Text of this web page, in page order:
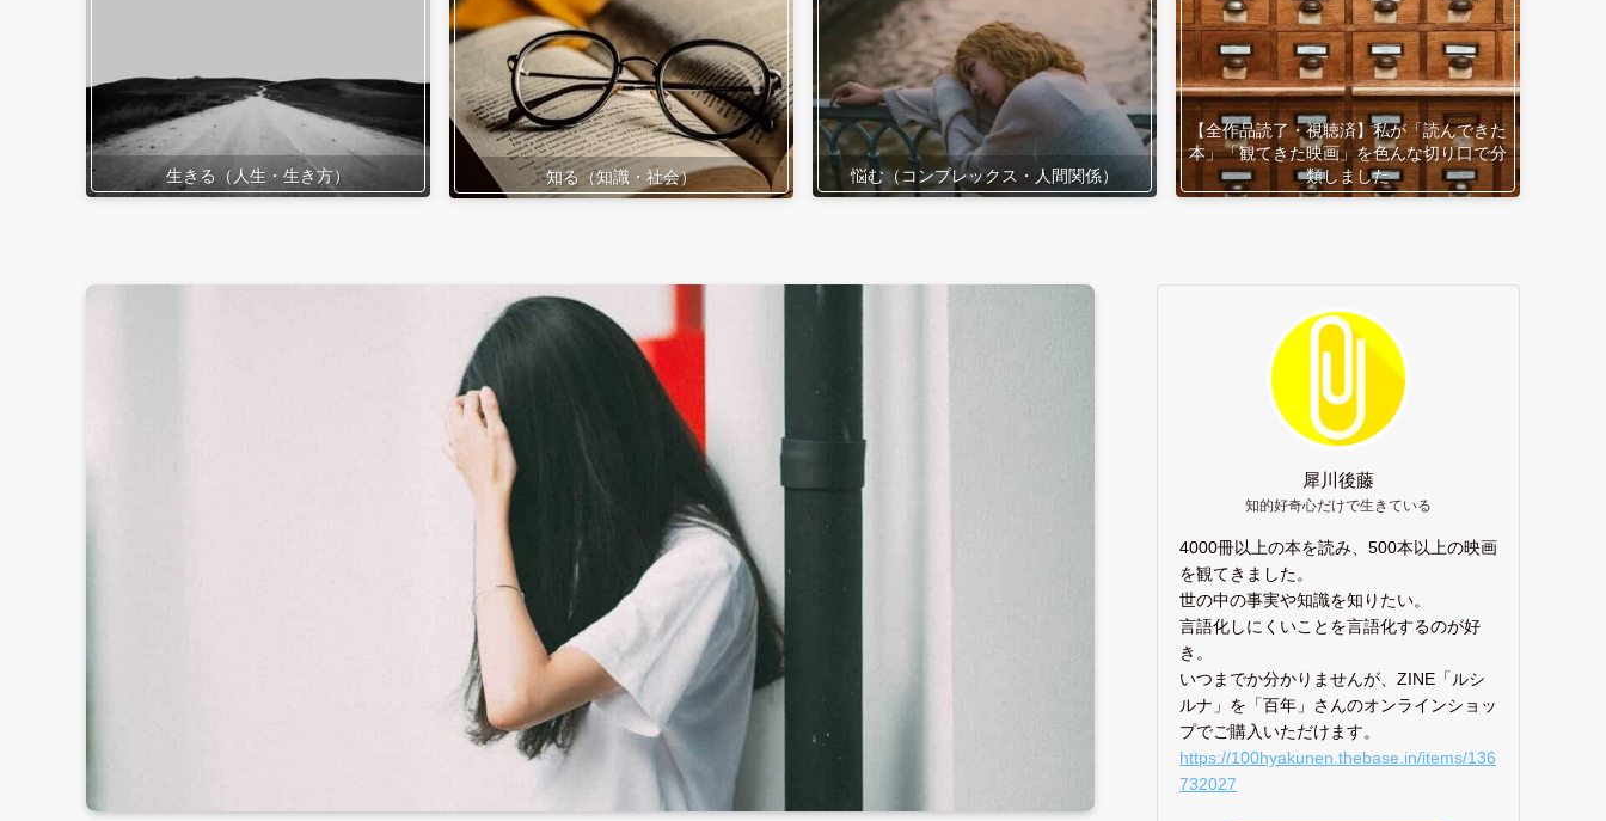
生きる（人生・生き方） 知る（知識・社会） 悩む（コンプレックス・人間関係）
【全作品読了・視聴済】私が「読んできた
本」「観てきた映画」を色んな切り口で分
類しました
犀川後藤
知的好奇心だけで生きている
4000冊以上の本を読み、500本以上の映画
を観てきました。
世の中の事実や知識を知りたい。
言語化しにくいことを言語化するのが好
き。
いつまでか分かりませんが、ZINE「ルシ
ルナ」を「百年」さんのオンラインショッ
プでご購入いただけます。
https://100hyakunen.thebase.in/items/136
732027